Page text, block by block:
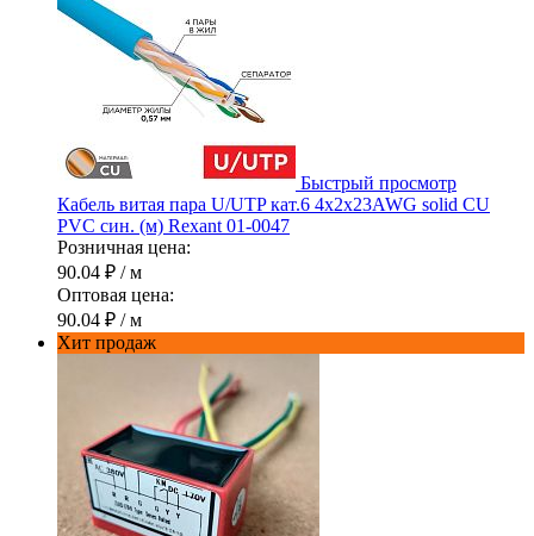
Быстрый просмотр
Кабель витая пара U/UTP кат.6 4х2х23AWG solid CU
PVC син. (м) Rexant 01-0047
Розничная цена:
90.04 ₽ / м
Оптовая цена:
90.04 ₽ / м
Хит продаж